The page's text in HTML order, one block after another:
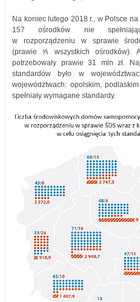
Na koniec lutego 2018 r., w Polsce
157 ośrodków nie
w rozporządzeniu w sprawie
(prawie ⅕ wszystkich ośrodków).
potrzebowały prawie 31 mln zł.
standardów było w
województwach: opolskim,
spełniały wymagane standardy.